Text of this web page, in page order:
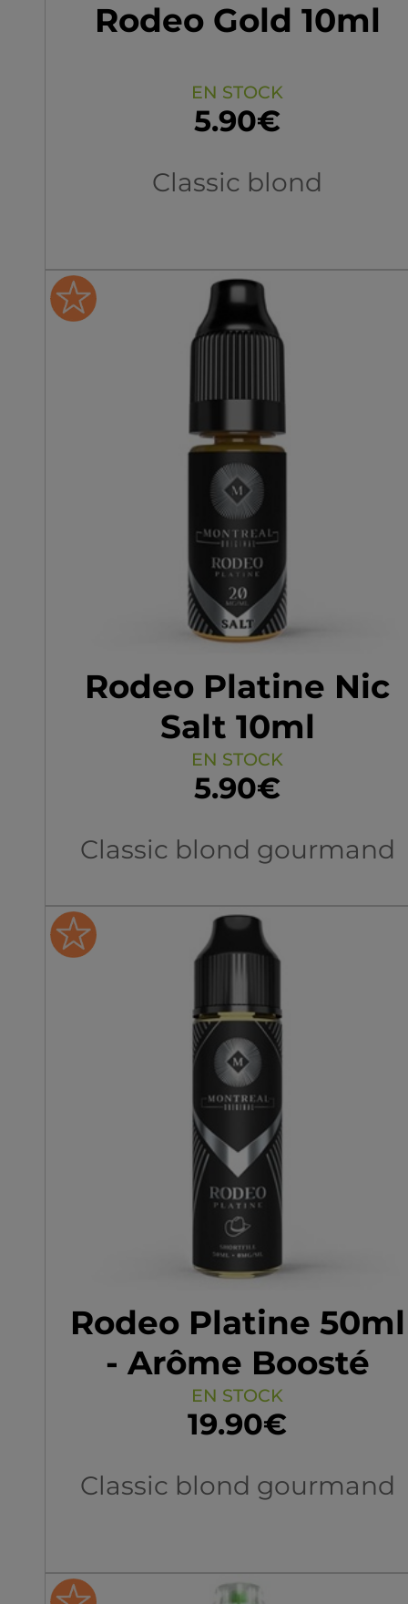
Rodeo Gold 10ml
EN STOCK
5.90€
Classic blond
Rodeo Platine Nic
Salt 10ml
EN STOCK
5.90€
Classic blond gourmand
Rodeo Platine 50ml
- Arôme Boosté
EN STOCK
19.90€
Classic blond gourmand